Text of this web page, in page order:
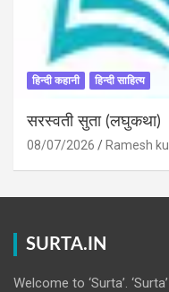
हिन्दी कहानी हिन्दी साहित्य
सरस्वती सुता (लघुकथा) ​-
08/07/2026 Ramesh
SURTA.IN
Welcome to ‘Surta’.